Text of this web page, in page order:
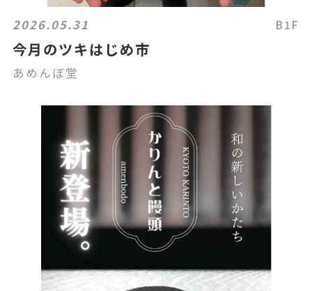
2026.05.31 B1F
今月のツキはじめ市
あめんぼ堂